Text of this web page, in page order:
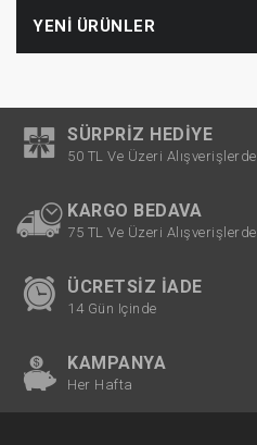
YENI ÜRÜNLER
SÜRPRIZ HEDIYE
50 TL Ve Üzeri Alışverişlerde
KARGO BEDAVA
75 TL Ve Üzeri Alışverişlerde
ÜCRETSIZ İADE
14 Gün Içinde
KAMPANYA
Her Hafta